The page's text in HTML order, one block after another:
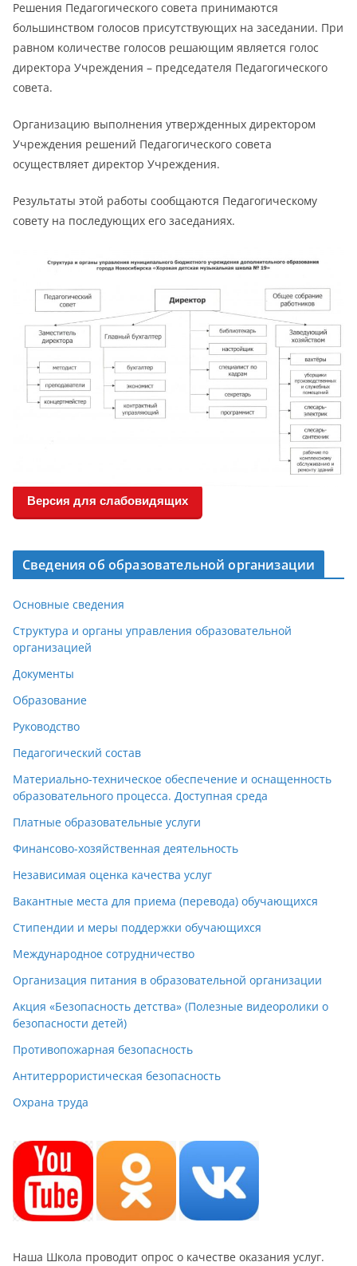
Решения Педагогического совета принимаются
большинством голосов присутствующих на заседании. При
равном количестве голосов решающим является голос
директора Учреждения – председателя Педагогического
совета.
Организацию выполнения утвержденных директором
Учреждения решений Педагогического совета
осуществляет директор Учреждения.
Результаты этой работы сообщаются Педагогическому
совету на последующих его заседаниях.
Версия для слабовидящих
Сведения об образовательной организации
Основные сведения
Структура и органы управления образовательной
организацией
Документы
Образование
Руководство
Педагогический состав
Материально-техническое обеспечение и оснащенность
образовательного процесса. Доступная среда
Платные образовательные услуги
Финансово-хозяйственная деятельность
Независимая оценка качества услуг
Вакантные места для приема (перевода) обучающихся
Стипендии и меры поддержки обучающихся
Международное сотрудничество
Организация питания в образовательной организации
Акция «Безопасность детства» (Полезные видеоролики о
безопасности детей)
Противопожарная безопасность
Антитеррористическая безопасность
Охрана труда
Наша Школа проводит опрос о качестве оказания услуг.